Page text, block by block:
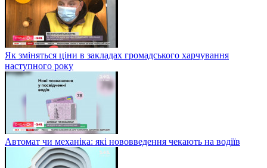
Як зміняться ціни в закладах громадського харчування
наступного року
Автомат чи механіка: які нововведення чекають на водіїв